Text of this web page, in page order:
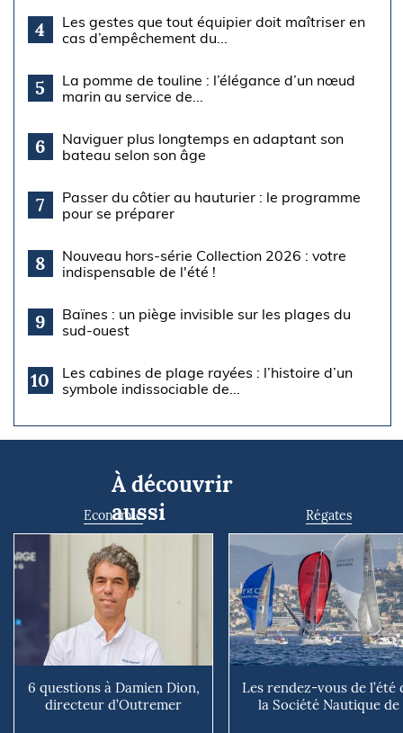
4
Les gestes que tout équipier doit maîtriser en
cas d’empêchement du...
5
La pomme de touline : l’élégance d’un nœud
marin au service de...
6
Naviguer plus longtemps en adaptant son
bateau selon son âge
7
Passer du côtier au hauturier : le programme
pour se préparer
8
Nouveau hors-série Collection 2026 : votre
indispensable de l'été !
9
Baïnes : un piège invisible sur les plages du
sud-ouest
10
Les cabines de plage rayées : l’histoire d’un
symbole indissociable de...
À découvrir
aussi
Economie
6 questions à Damien Dion,
directeur d’Outremer
Régates
Les rendez-vous de l’été
la Société Nautique de